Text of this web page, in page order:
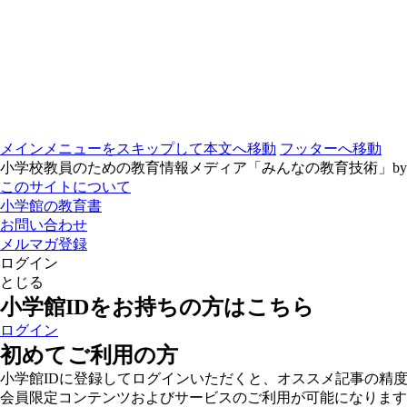
メインメニューをスキップして本文へ移動 フッターへ移動
小学校教員のための教育情報メディア「みんなの教育技術」
このサイトについて
小学館の教育書
お問い合わせ
メルマガ登録
ログイン
とじる
小学館IDをお持ちの方はこちら
ログイン
初めてご利用の方
小学館IDに登録してログインいただくと、オススメ記事の精
会員限定コンテンツおよびサービスのご利用が可能になりま